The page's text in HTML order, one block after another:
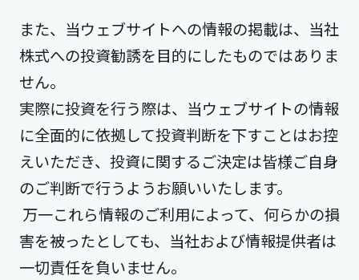
また、当ウェブサイトへの情報の掲載は、当社
株式への投資勧誘を目的にしたものではありま
せん。
実際に投資を行う際は、当ウェブサイトの情報
に全面的に依拠して投資判断を下すことはお控
えいただき、投資に関するご決定は皆様ご自身
のご判断で行うようお願いいたします。
害を被ったとしても、当社および情報提供者は
一切責任を負いません。